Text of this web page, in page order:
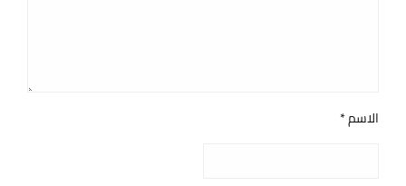
الاسم*